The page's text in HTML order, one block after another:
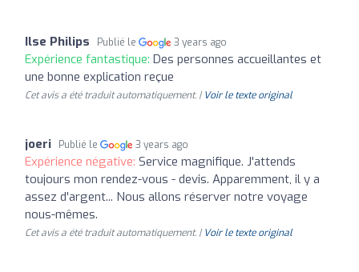
Ilse Philips Publié le 3 years ago
Expérience fantastique: Des personnes accueillantes et
une bonne explication reçue
Cet avis a été traduit automatiquement. | Voir le texte original
joeri Publié le 3 years ago
Expérience négative: Service magnifique. J'attends
toujours mon rendez-vous - devis. Apparemment, il y a
assez d'argent... Nous allons réserver notre voyage
nous-mêmes.
Cet avis a été traduit automatiquement. | Voir le texte original